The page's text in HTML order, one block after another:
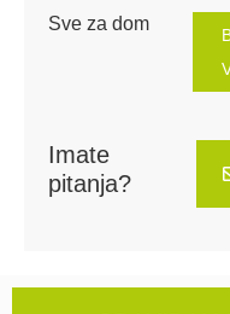
Sve za dom
Imate
pitanja?